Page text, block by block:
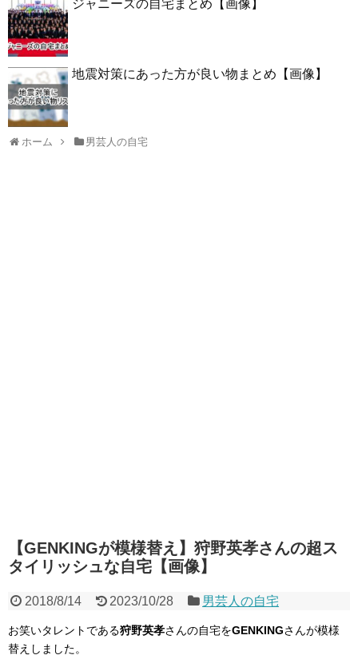
ジャニーズの自宅まとめ【画像】
地震対策にあった方が良い物まとめ【画像】
ホーム 男芸人の自宅
【GENKINGが模様替え】狩野英孝さんの超ス
タイリッシュな自宅【画像】
2018/8/14 2023/10/28 男芸人の自宅
お笑いタレントである狩野英孝さんの自宅をGENKINGさんが模様
替えしました。